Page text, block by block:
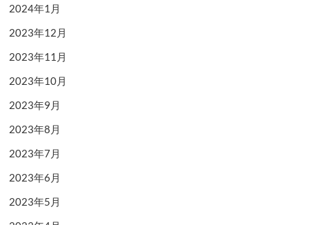
2024年1月
2023年12月
2023年11月
2023年10月
2023年9月
2023年8月
2023年7月
2023年6月
2023年5月